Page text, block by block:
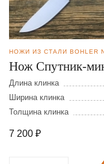
НОЖИ ИЗ СТАЛИ BOHLER
Нож Спутник-
стали N-690
Длина клинка
Ширина клинка
Толщина клинка
7 200 ₽